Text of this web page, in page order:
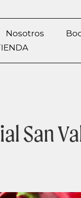
Nosotros
San